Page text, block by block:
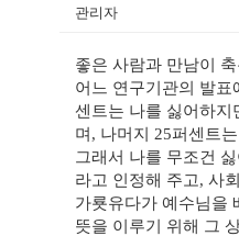
관리자
좋은 사람과 만남이
어느 연구기관의 발
센트는 나를 싫어하
며, 나머지 25퍼센트
그래서 나를 무조건
라고 인정해 주고, 사
가룟유다가 예수님을
뜻을 이루기 위해 그